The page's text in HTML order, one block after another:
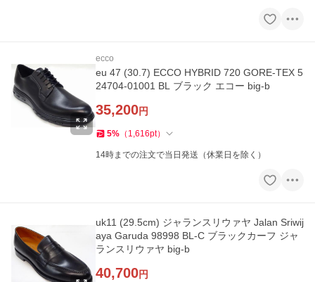
ecco
eu 47 (30.7) ECCO HYBRID 720 GORE-TEX 5
24704-01001 BL ブラック エコー big-b
35,200円
5% （ 1,616pt）
14時までの注文で当日発送（休業日を除く）
uk11 (29.5cm) ジャランスリウァヤ Jalan Sriwij
aya Garuda 98998 BL-C ブラックカーフ ジャ
ランスリウァヤ big-b
40,700円